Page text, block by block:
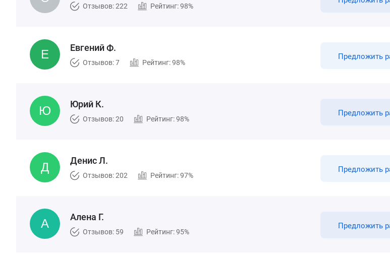
Отзывов: 222 Рейтинг: 98%
Евгений Ф.
Отзывов: 7 Рейтинг: 98%
Предложить
Юрий К.
Отзывов: 20 Рейтинг: 98%
Предложить
Денис Л.
Отзывов: 202 Рейтинг: 97%
Предложить
Алена Г.
Отзывов: 59 Рейтинг: 95%
Предложить